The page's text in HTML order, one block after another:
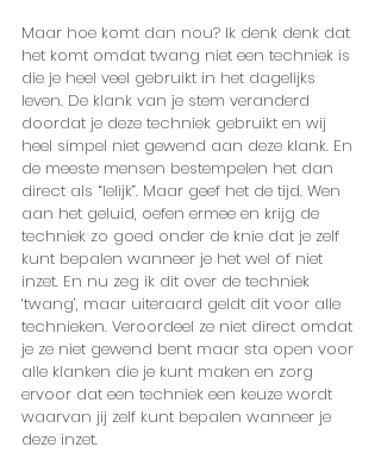
Maar hoe komt dan nou? Ik denk denk dat
het komt omdat twang niet een techniek is
die je heel veel gebruikt in het dagelijks
leven. De klank van je stem veranderd
doordat je deze techniek gebruikt en wij
heel simpel niet gewend aan deze klank. En
de meeste mensen bestempelen het dan
direct als “lelijk”. Maar geef het de tijd. Wen
aan het geluid, oefen ermee en krijg de
techniek zo goed onder de knie dat je zelf
kunt bepalen wanneer je het wel of niet
inzet. En nu zeg ik dit over de techniek
‘twang’, maar uiteraard geldt dit voor alle
technieken. Veroordeel ze niet direct omdat
je ze niet gewend bent maar sta open voor
alle klanken die je kunt maken en zorg
ervoor dat een techniek een keuze wordt
waarvan jij zelf kunt bepalen wanneer je
deze inzet.